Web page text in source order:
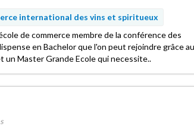
international des vins et spiritueux
de commerce membre de la conférence des
en Bachelor que l'on peut rejoindre grâce au
Master Grande Ecole qui necessite..